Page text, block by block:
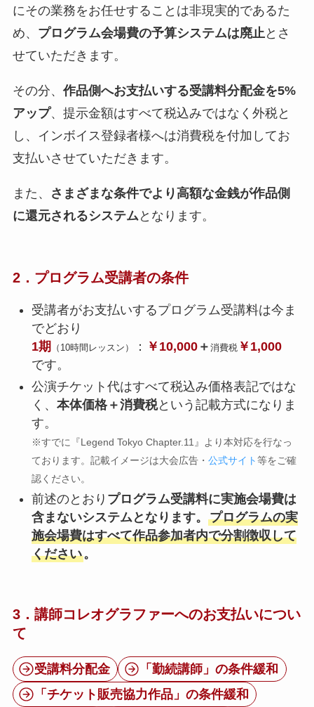
にその業務をお任せすることは非現実的であるた
め、 プログラム会場費の予算システムは廃止 とさ
せていただきます。
その分、 作品側へお支払いする受講料分配金を5%
アップ、提示金額はすべて税込みではなく外税と
し、インボイス登録者様へは消費税を付加してお
支払いさせていただきます。
また、
さまざまな条件でより高額な金銭が作品側
に還元されるシステム となります。
2．プログラム受講者の条件
受講者がお支払いするプログラム受講料は今ま
でどおり
1期
（10時間レッスン） ： ￥10,000＋ 消費税￥1,000
です。
公演チケット代はすべて税込み価格表記ではな
く、 本体価格＋消費税という記載方式になりま
す。
※すでに『Legend Tokyo Chapter.11』より本対応を行なっ
ております。記載イメージは大会広告・ 公式サイト等をご確
認ください。
前述のとおり プログラム受講料に実施会場費は
含まないシステムとなります。 プログラムの実
施会場費はすべて作品参加者内で分割徴収して
ください。
3．講師コレオグラファーへのお支払いについ
て
受講料分配金
「勤続講師」の条件緩和
「チケット販売協力作品」の条件緩和